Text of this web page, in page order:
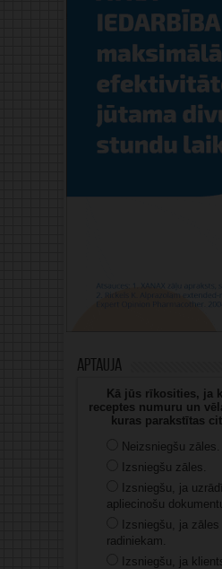
Aptauja
Kā jūs rīkosities, ja
receptes numuru un
kuras parakstītas
Neizsniegšu zāles.
Izsniegšu zāles.
Izsniegšu, ja
apliecinošu
Izsniegšu, ja
radiniekam.
Izsniegšu, ja